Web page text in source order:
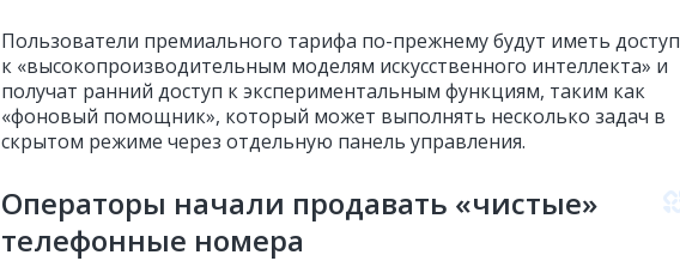
Пользователи премиального тарифа по-прежнему будут иметь доступ
к «высокопроизводительным моделям искусственного интеллекта» и
получат ранний доступ к экспериментальным функциям, таким как
«фоновый помощник», который может выполнять несколько задач в
скрытом режиме через отдельную панель управления.
Операторы начали продавать «чистые»
телефонные номера